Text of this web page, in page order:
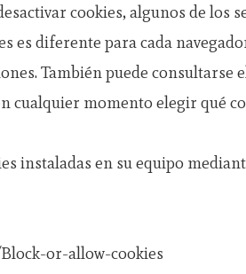
cookies, algunos de los
es diferente para cada
También puede consultarse
cualquier momento elegir qué
instaladas en su equipo
or-allow-cookies